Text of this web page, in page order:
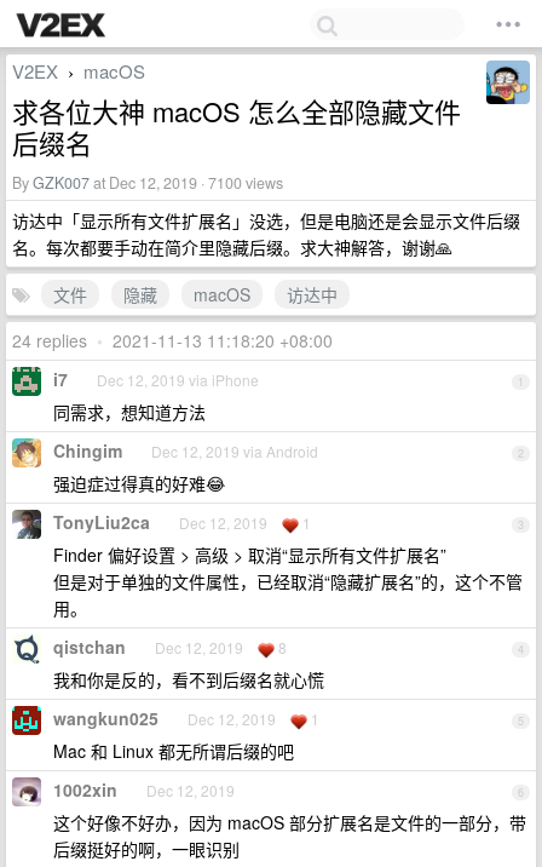
V2EX › macOS
求各位大神 macOS 怎么全部隐藏文件
后缀名
ByGZK007at Dec 12, 2019 · 7100 views
访达中「显示所有文件扩展名」没选，但是电脑还是会显示文件后缀
名。每次都要手动在简介里隐藏后缀。求大神解答，谢谢🙏
文件
隐藏 macOS
访达中
24 replies • 2021-11-13 11:18:20 +08:00
1
i7 Dec 12, 2019 via iPhone
同需求，想知道方法
2
Chingim Dec 12, 2019 via Android
强迫症过得真的好难😂
3
TonyLiu2ca Dec 12, 2019 1
Finder 偏好设置 > 高级 > 取消“显示所有文件扩展名”
但是对于单独的文件属性，已经取消“隐藏扩展名”的，这个不管
用。
4
qistchan Dec 12, 2019 8
我和你是反的，看不到后缀名就心慌
5
wangkun025 Dec 12, 2019 1
Mac 和 Linux 都无所谓后缀的吧
6
1002xin Dec 12, 2019
这个好像不好办，因为 macOS 部分扩展名是文件的一部分，带
后缀挺好的啊，一眼识别